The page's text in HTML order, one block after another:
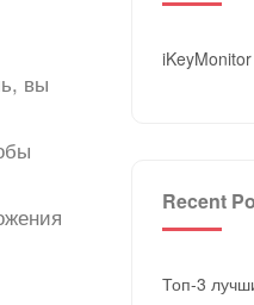
вы
iKeyMonitor
Recent
Топ-3